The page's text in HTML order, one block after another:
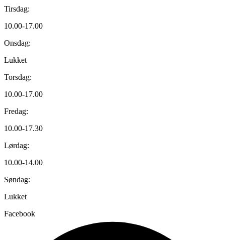
Tirsdag:
10.00-17.00
Onsdag:
Lukket
Torsdag:
10.00-17.00
Fredag:
10.00-17.30
Lørdag:
10.00-14.00
Søndag:
Lukket
Facebook